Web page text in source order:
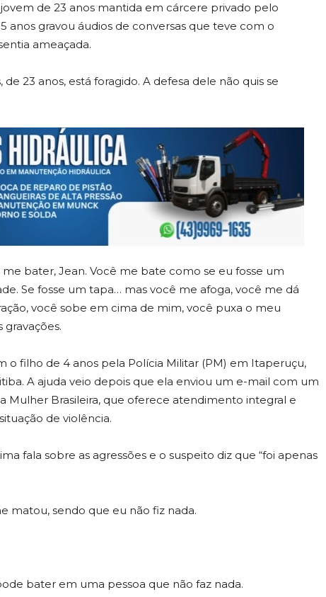
de 23 anos mantida em cárcere privado pelo
gravou áudios de conversas que teve com o
ameaçada.
23 anos, está foragido. A defesa dele não quis se
bater, Jean. Você me bate como se eu fosse um
Se fosse um tapa… mas você me afoga, você me dá
você sobe em cima de mim, você puxa o meu
gravações.
o filho de 4 anos pela Polícia Militar (PM) em Itaperuçu,
A ajuda veio depois que ela enviou um e-mail com um
Mulher Brasileira, que oferece atendimento integral e
de violência.
fala sobre as agressões e o suspeito diz que “foi apenas
matou, sendo que eu não fiz nada.
bater em uma pessoa que não faz nada.